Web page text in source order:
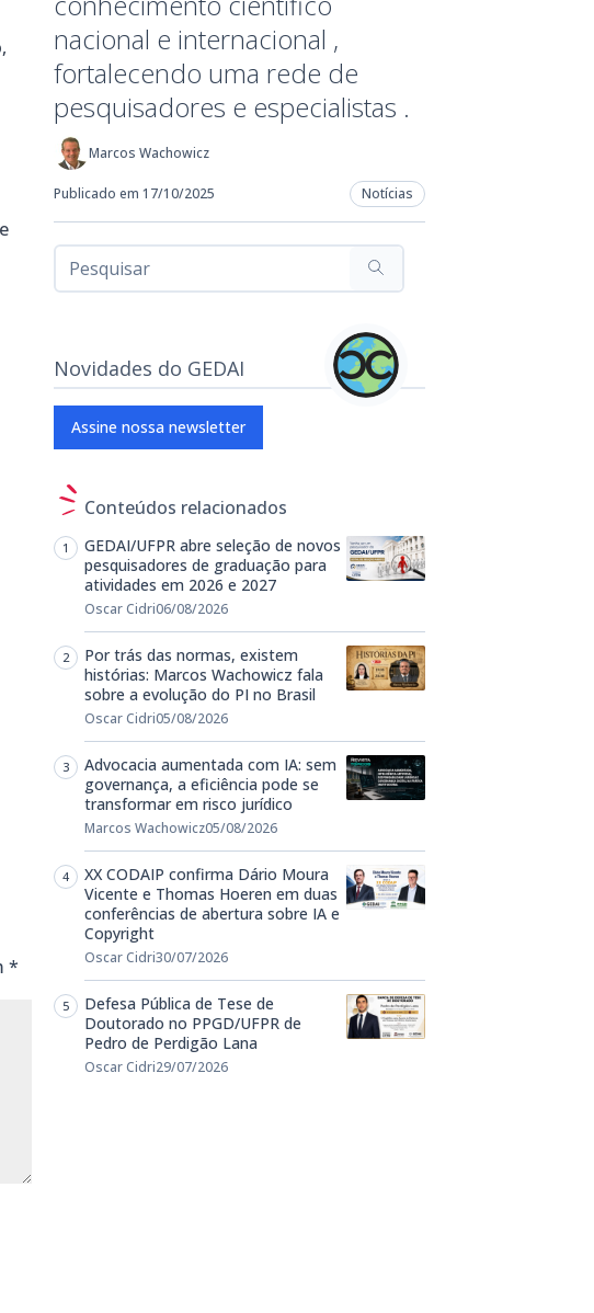
*
nacional e internacional ,
fortalecendo uma rede de
pesquisadores e especialistas .
Marcos Wachowicz
Publicado em 17/10/2025 Notícias
Novidades do GEDAI
Assine nossa newsletter
Conteúdos relacionados
GEDAI/UFPR abre seleção de novos
pesquisadores de graduação para
atividades em 2026 e 2027
Oscar Cidri06/08/2026
Por trás das normas, existem
histórias: Marcos Wachowicz fala
sobre a evolução do PI no Brasil
Oscar Cidri05/08/2026
Advocacia aumentada com IA: sem
governança, a eficiência pode se
transformar em risco jurídico
Marcos Wachowicz05/08/2026
XX CODAIP confirma Dário Moura
Vicente e Thomas Hoeren em duas
conferências de abertura sobre IA e
Copyright
Oscar Cidri30/07/2026
Defesa Pública de Tese de
Doutorado no PPGD/UFPR de
Pedro de Perdigão Lana
Oscar Cidri29/07/2026